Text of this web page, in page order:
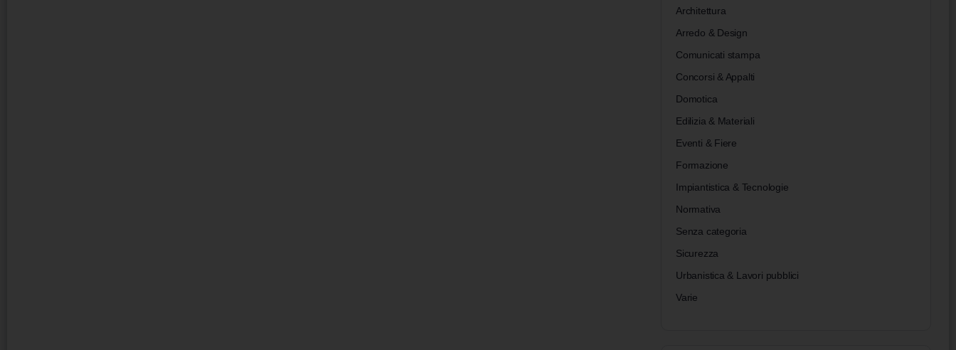
Architettura
Arredo & Design
Comunicati stampa
Concorsi & Appalti
Domotica
Edilizia & Materiali
Eventi & Fiere
Formazione
Impiantistica & Tecnologie
Normativa
Senza categoria
Sicurezza
Urbanistica & Lavori pubblici
Varie